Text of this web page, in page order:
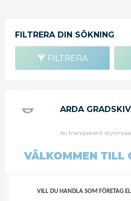
FILTRERA
ARDA
Av transparent
VÄLKOMMEN TILL
VILL DU HANDLA SOM FÖRETAG